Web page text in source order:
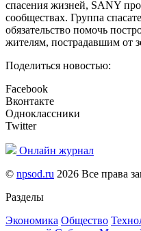
спасения жизней, SANY
сообществах. Группа
обязательство помочь
жителям, пострадавшим от
Поделиться новостью:
Facebook
Вконтакте
Одноклассники
Twitter
Онлайн журнал
© npsod.ru 2026 Все права
Разделы
Экономика Общество